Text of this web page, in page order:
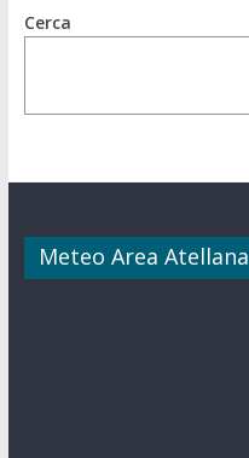
Cerca
Meteo Area Atellana